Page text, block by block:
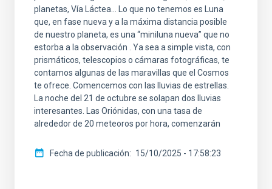
planetas, Vía Láctea… Lo que no tenemos es Luna
que, en fase nueva y a la máxima distancia posible
de nuestro planeta, es una “miniluna nueva” que no
estorba a la observación . Ya sea a simple vista, con
prismáticos, telescopios o cámaras fotográficas, te
contamos algunas de las maravillas que el Cosmos
te ofrece. Comencemos con las lluvias de estrellas.
La noche del 21 de octubre se solapan dos lluvias
interesantes. Las Oriónidas, con una tasa de
alrededor de 20 meteoros por hora, comenzarán
Fecha de publicación 15/10/2025 - 17:58:23